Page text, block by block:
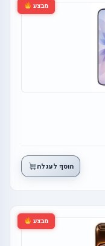
מבצע
הוסף לעגלה
מבצע